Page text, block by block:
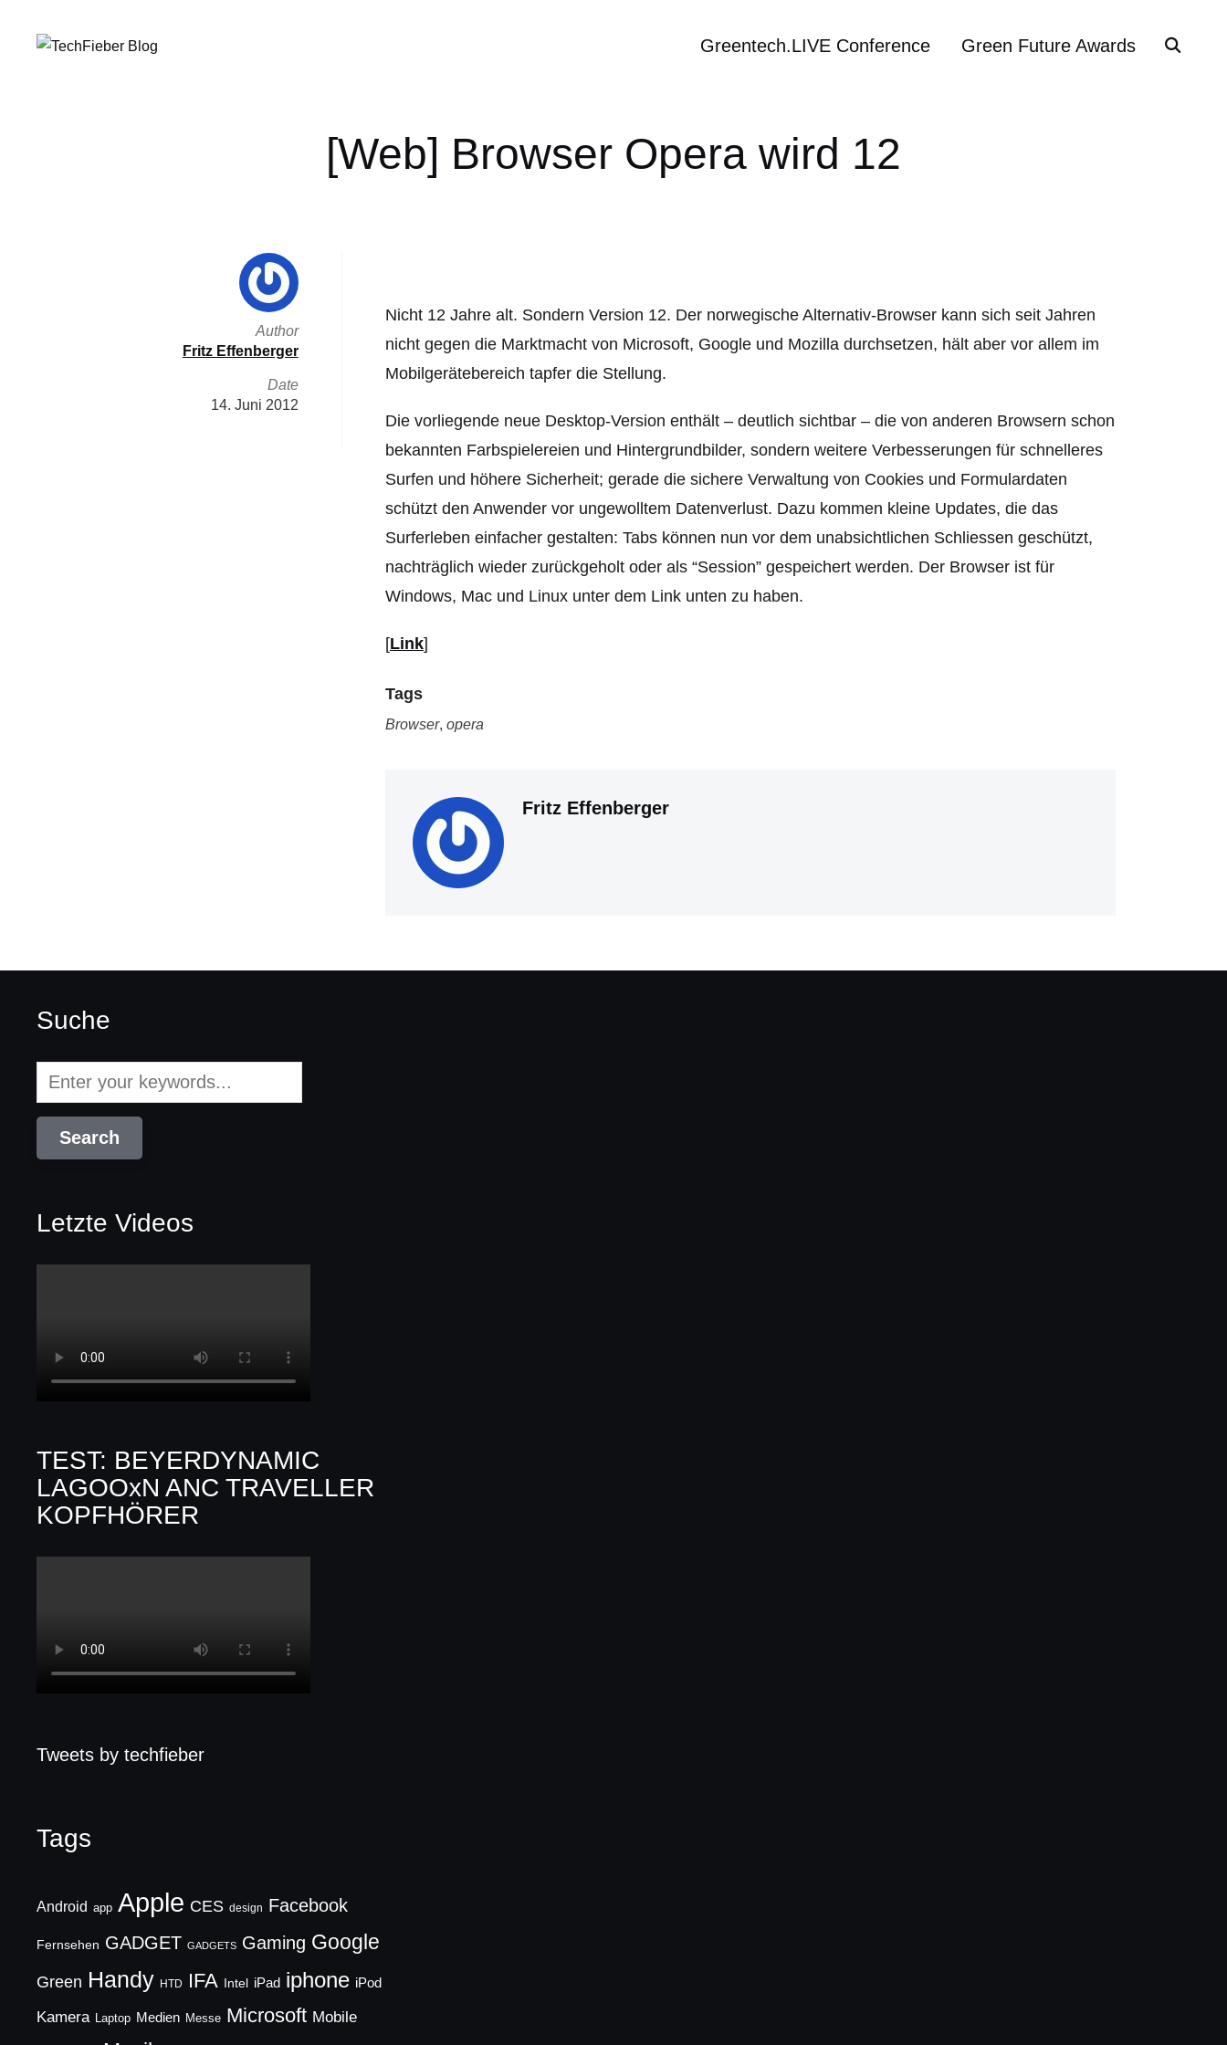
Greentech.LIVE Conference Green Future Awards
[Web] Browser Opera wird 12
Nicht 12 Jahre alt. Sondern Version 12. Der norwegische Alternativ-Browser kann sich seit Jahren
nicht gegen die Marktmacht von Microsoft, Google und Mozilla durchsetzen, hält aber vor allem im
Mobilgerätebereich tapfer die Stellung.
Die vorliegende neue Desktop-Version enthält – deutlich sichtbar – die von anderen Browsern schon
bekannten Farbspielereien und Hintergrundbilder, sondern weitere Verbesserungen für schnelleres
Surfen und höhere Sicherheit; gerade die sichere Verwaltung von Cookies und Formulardaten
schützt den Anwender vor ungewolltem Datenverlust. Dazu kommen kleine Updates, die das
Surferleben einfacher gestalten: Tabs können nun vor dem unabsichtlichen Schliessen geschützt,
nachträglich wieder zurückgeholt oder als “Session” gespeichert werden. Der Browser ist für
Windows, Mac und Linux unter dem Link unten zu haben.
[Link]
Tags
Browser, opera
Fritz Effenberger
Author
Fritz Effenberger
Date
14. Juni 2012
Suche
Letzte Videos
TEST: BEYERDYNAMIC
LAGOOxN ANC TRAVELLER
KOPFHÖRER
Tweets by techfieber
Tags
Android app Apple CES design Facebook
Fernsehen GADGET GADGETS Gaming Google
Green Handy HTD IFA Intel iPad iphone iPod
Kamera Laptop Medien Messe Microsoft Mobile